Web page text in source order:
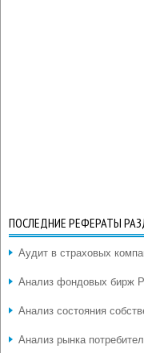
ПОСЛЕДНИЕ РЕФЕРАТЫ
Аудит в страховых
Анализ фондовых бирж
Анализ состояния
Анализ рынка